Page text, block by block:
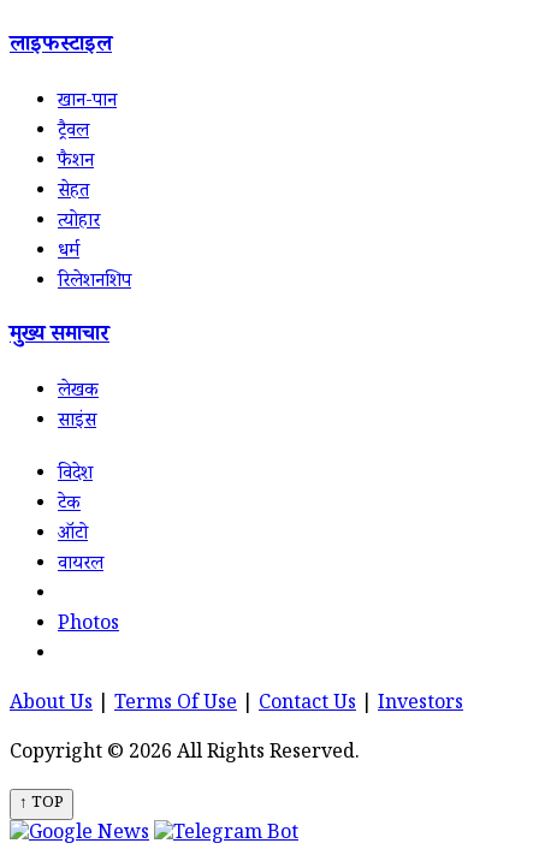
लाइफस्टाइल
खान-पान
ट्रैवल
फैशन
सेहत
त्योहार
धर्म
रिलेशनशिप
मुख्य समाचार
लेखक
साइंस
विदेश
टेक
ऑटो
वायरल
Photos
About Us Terms Of Use Contact Us
Investors
Copyright © 2026 All Rights Reserved.
↑ TOP